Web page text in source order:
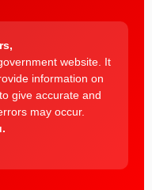
website. It
information on
give accurate and
may occur.